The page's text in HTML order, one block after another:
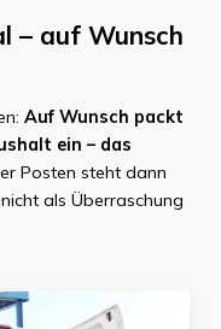
– auf Wunsch
Auf Wunsch packt
ein – das
Posten steht dann
als Überraschung